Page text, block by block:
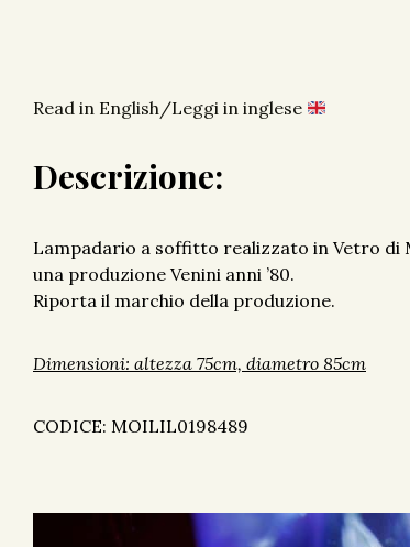
Read in English/Leggi in inglese
Descrizione:
Lampadario a soffitto realizzato in Vetro di
una produzione Venini anni ’80.
Riporta il marchio della produzione.
Dimensioni: altezza 75cm, diametro 85cm
CODICE: MOILIL0198489